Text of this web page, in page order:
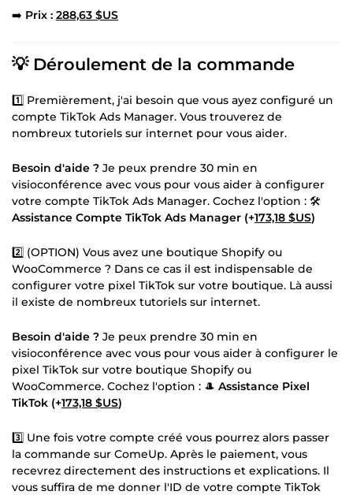
➡️ Prix : 288,63 $US
💡 Déroulement de la commande
1️⃣ Premièrement, j'ai besoin que vous ayez configuré un
compte TikTok Ads Manager. Vous trouverez de
nombreux tutoriels sur internet pour vous aider.
Besoin d'aide ? Je peux prendre 30 min en
visioconférence avec vous pour vous aider à configurer
votre compte TikTok Ads Manager. Cochez l'option : 🛠️
Assistance Compte TikTok Ads Manager (+173,18 $US)
2️⃣ (OPTION) Vous avez une boutique Shopify ou
WooCommerce ? Dans ce cas il est indispensable de
configurer votre pixel TikTok sur votre boutique. Là aussi
il existe de nombreux tutoriels sur internet.
Besoin d'aide ? Je peux prendre 30 min en
visioconférence avec vous pour vous aider à configurer le
pixel TikTok sur votre boutique Shopify ou
WooCommerce. Cochez l'option : 🎩 Assistance Pixel
TikTok (+173,18 $US)
3️⃣ Une fois votre compte créé vous pourrez alors passer
la commande sur ComeUp. Après le paiement, vous
recevrez directement des instructions et explications. Il
vous suffira de me donner l'ID de votre compte TikTok